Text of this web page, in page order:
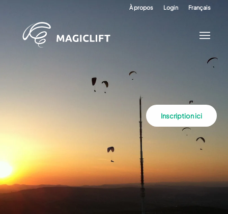
À propos Login Français
Inscription ici